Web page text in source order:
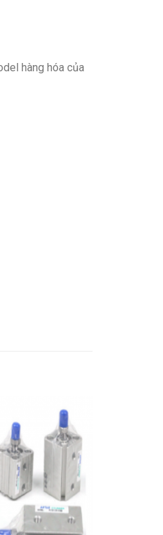
hàng hóa của